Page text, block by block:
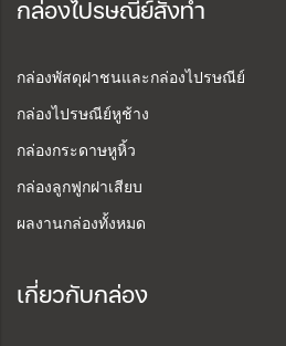
กล่องไปรษณีย์สั่งทำ
กล่องพัสดุฝาชนและกล่องไปรษณีย์
กล่องไปรษณีย์หูช้าง
กล่องกระดาษหูหิ้ว
กล่องลูกฟูกฝาเสียบ
ผลงานกล่องทั้งหมด
เกี่ยวกับกล่อง